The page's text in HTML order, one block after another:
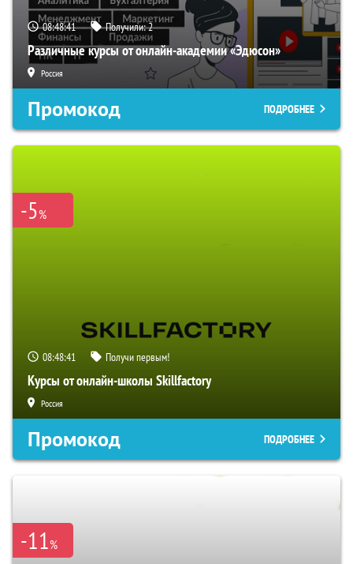
08:48:40 Получили:2
Различные курсы от онлайн-академии «Эдюсон»
Россия
Промокод ПОДРОБНЕЕ
-5%
08:48:40 Получи первым!
Курсы от онлайн-школы Skillfactory
Россия
Промокод ПОДРОБНЕЕ
-11%